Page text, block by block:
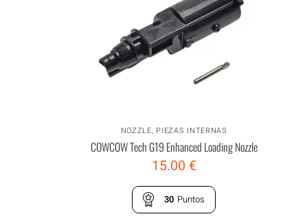
NOZZLE, PIEZAS INTERNAS
COWCOW Tech G19 Enhanced Loading Nozzle
15.00 €
30 Puntos